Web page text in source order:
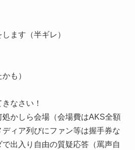
ます（半ギレ）
も）
なさい！
かしら会場（会場費はAKS全額
ィア列びにファン等は握手券な
出入り自由の質疑応答（罵声自